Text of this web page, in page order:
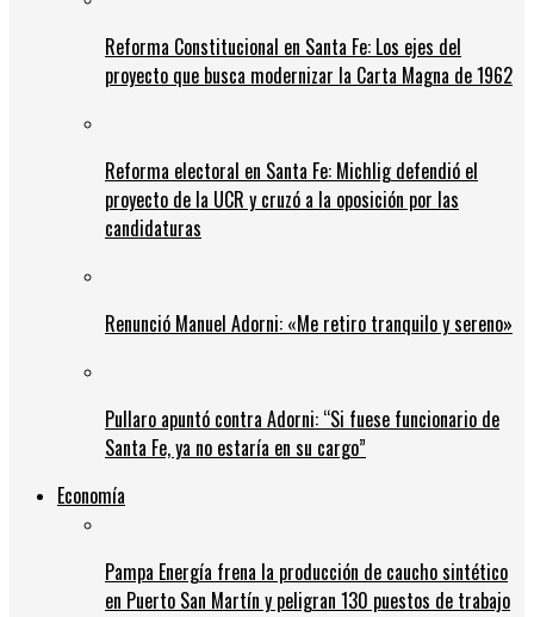
Reforma Constitucional en Santa Fe: Los ejes del
proyecto que busca modernizar la Carta Magna de 1962
Reforma electoral en Santa Fe: Michlig defendió el
proyecto de la UCR y cruzó a la oposición por las
candidaturas
Renunció Manuel Adorni: «Me retiro tranquilo y sereno»
Pullaro apuntó contra Adorni: “Si fuese funcionario de
Santa Fe, ya no estaría en su cargo”
Economía
Pampa Energía frena la producción de caucho sintético
en Puerto San Martín y peligran 130 puestos de trabajo